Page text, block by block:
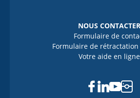
NOUS CONTACTER
Formulaire de
Formulaire de
Votre aide en ligne
Facebook
Linkedin
Youtube